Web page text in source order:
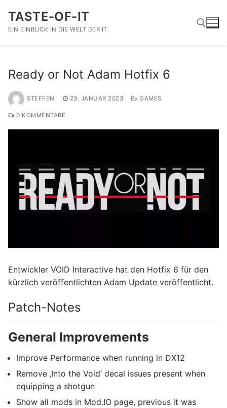
Inhalt
springen
TASTE-OF-IT
EIN EINBLICK IN DIE WELT DER IT.
Ready or Not Adam Hotfix 6
STEFFEN 23. JANUAR 2023 GAMES
0 KOMMENTARE
Entwickler VOID Interactive hat den Hotfix 6 für den
kürzlich veröffentlichten Adam Update veröffentlicht.
Patch-Notes
General Improvements
Improve Performance when running in DX12
Remove ‚Into the Void‘ decal issues present when
equipping a shotgun
Show all mods in Mod.IO page, previous it was